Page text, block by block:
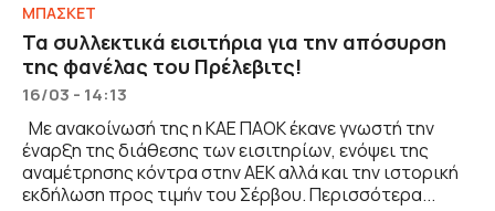
ΜΠΑΣΚΕΤ
Τα συλλεκτικά εισιτήρια για την απόσυρση
της φανέλας του Πρέλεβιτς!
16/03 - 14:13
Με ανακοίνωσή της η ΚΑΕ ΠΑΟΚ έκανε γνωστή την
έναρξη της διάθεσης των εισιτηρίων, ενόψει της
αναμέτρησης κόντρα στην ΑΕΚ αλλά και την ιστορική
εκδήλωση προς τιμήν του Σέρβου. Περισσότερα...